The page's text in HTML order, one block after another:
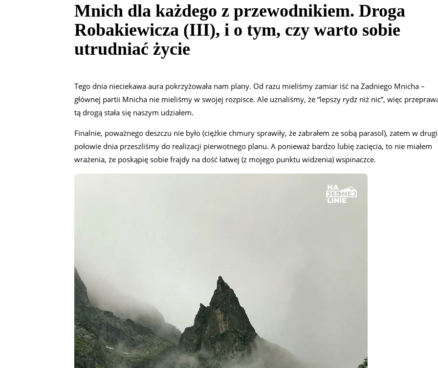
Mnich dla każdego z przewodnikiem. Droga
Robakiewicza (III), i o tym, czy warto sobie
utrudniać życie
Tego dnia nieciekawa aura pokrzyżowała nam plany. Od razu mieliśmy zamiar iść na Zadniego Mnicha –
głównej partii Mnicha nie mieliśmy w swojej rozpisce. Ale uznaliśmy, że “lepszy rydz niż nic”, więc
tą drogą stała się naszym udziałem.
Finalnie, poważnego deszczu nie było (ciężkie chmury sprawiły, że zabrałem ze sobą parasol), zatem w
połowie dnia przeszliśmy do realizacji pierwotnego planu. A ponieważ bardzo lubię zacięcia, to nie miałem
wrażenia, że poskąpię sobie frajdy na dość łatwej (z mojego punktu widzenia) wspinaczce.